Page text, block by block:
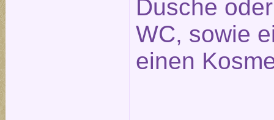
Dusche
WC, sowie
einen